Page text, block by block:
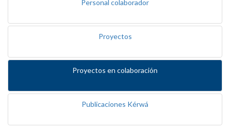
Personal colaborador
Proyectos
Proyectos en colaboración
Publicaciones Kérwá